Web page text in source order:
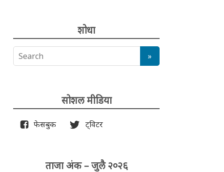
शोधा
सोशल मीडिया
फेसबुक ट्विटर
ताजा अंक – जुलै २०२६